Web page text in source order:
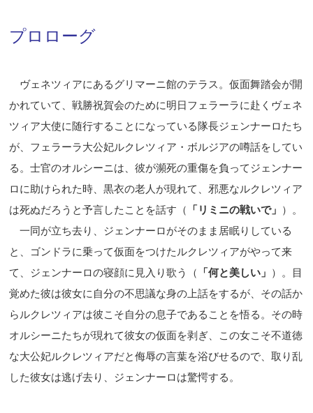
プロローグ
ヴェネツィアにあるグリマーニ館のテラス。仮面舞踏会が開
かれていて、戦勝祝賀会のために明日フェラーラに赴くヴェネ
ツィア大使に随行することになっている隊長ジェンナーロたち
が、フェラーラ大公妃ルクレツィア・ボルジアの噂話をしてい
る。士官のオルシーニは、彼が瀕死の重傷を負ってジェンナー
ロに助けられた時、黒衣の老人が現れて、邪悪なルクレツィア
は死ぬだろうと予言したことを話す（
「リミニの戦いで」 ）。
一同が立ち去り、ジェンナーロがそのまま居眠りしている
と、ゴンドラに乗って仮面をつけたルクレツィアがやって来
て、ジェンナーロの寝顔に見入り歌う（
「何と美しい」 ）。目
覚めた彼は彼女に自分の不思議な身の上話をするが、その話か
らルクレツィアは彼こそ自分の息子であることを悟る。その時
オルシーニたちが現れて彼女の仮面を剥ぎ、この女こそ不道徳
な大公妃ルクレツィアだと侮辱の言葉を浴びせるので、取り乱
した彼女は逃げ去り、ジェンナーロは驚愕する。